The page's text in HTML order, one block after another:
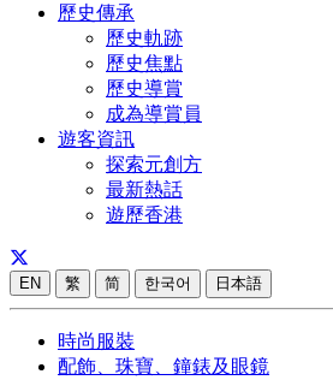
歷史傳承
歷史軌跡
歷史焦點
歷史導賞
成為導賞員
遊客資訊
探索元創方
最新熱話
遊歷香港
EN 繁 简 한국어 日本語
時尚服裝
配飾、珠寶、鐘錶及眼鏡